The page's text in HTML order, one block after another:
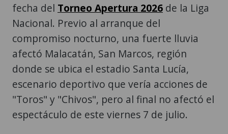
fecha del Torneo Apertura 2026 de la Liga
Nacional. Previo al arranque del
compromiso nocturno, una fuerte lluvia
afectó Malacatán, San Marcos, región
donde se ubica el estadio Santa Lucía,
escenario deportivo que vería acciones de
"Toros" y "Chivos", pero al final no afectó el
espectáculo de este viernes 7 de julio.